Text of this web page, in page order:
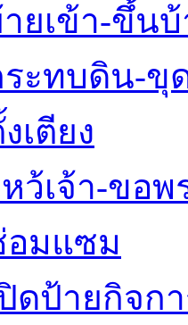
ยเข้า-ขึ้น
ะทบดิน-ขุ
เตียง
ว้เจ้า-ขอพ
มแซม
ดป้ายกิจก